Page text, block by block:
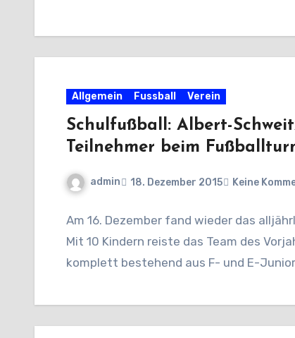
Allgemein Fussball Verein
Schulfußball: Albert-
Teilnehmer beim
admin 18. Dezember 2015 Keine
Am 16. Dezember fand wieder das
Mit 10 Kindern reiste das Team des
komplett bestehend aus F- und E-